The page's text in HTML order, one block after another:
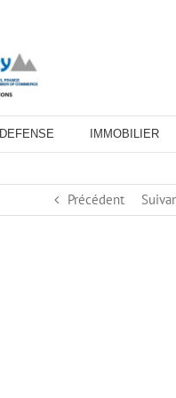
DEFENSE IMMOBILIER
Précédent